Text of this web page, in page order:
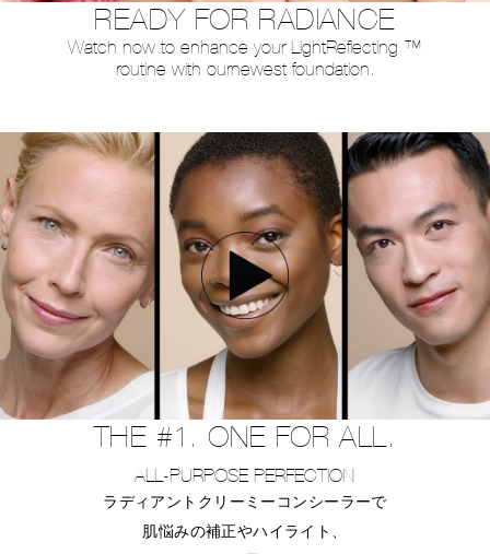
READY FOR RADIANCE
Watch now to enhance your LightReflecting ™
routine with ournewest foundation.
THE #1. ONE FOR ALL.
ALL-PURPOSE PERFECTION
ラディアントクリーミーコンシーラーで
肌悩みの補正やハイライト、